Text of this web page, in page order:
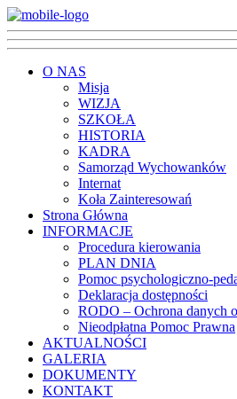
O NAS
Misja
WIZJA
SZKOŁA
HISTORIA
KADRA
Samorząd Wychowanków
Internat
Koła Zainteresowań
Strona Główna
INFORMACJE
Procedura kierowania
PLAN DNIA
Pomoc psychologiczno-
Deklaracja dostępności
RODO – Ochrona danych
Nieodpłatna Pomoc Prawna
AKTUALNOŚCI
GALERIA
DOKUMENTY
KONTAKT